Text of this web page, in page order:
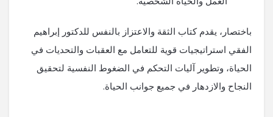
باختصار، يقدم كتاب الثقة والاعتزاز بالنفس للدكتور إبراهيم
الفقي استراتيجيات قوية للتعامل مع العقبات والتحديات في
الحياة، وتطوير آليات التحكم في الضغوط النفسية لتحقيق
النجاح والازدهار في جميع جوانب الحياة.